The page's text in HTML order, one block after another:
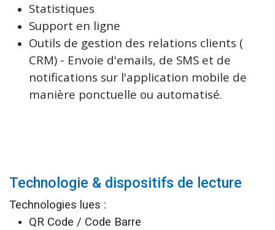
Statistiques
Support en ligne
Outils de gestion des relations clients (
CRM) - Envoie d'emails, de SMS et de
notifications sur l'application mobile de
manière ponctuelle ou automatisé.
Technologie & dispositifs de lecture
Technologies lues :
QR Code / Code Barre